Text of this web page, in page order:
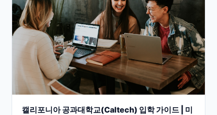
캘리포니아 공과대학교(Caltech) 입학 가이드 | 미